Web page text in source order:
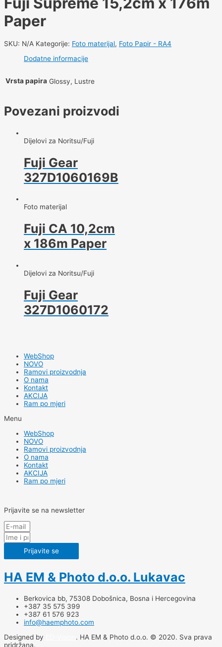
Paper
SKU: N/A Kategorije: Foto materijal, Foto Papir - RA4
Dodatne informacije
Vrsta papira Glossy, Lustre
Povezani proizvodi
Dijelovi za Noritsu/Fuji
Fuji Gear
327D1060169B
Foto materijal
Fuji CA 10,2cm
x 186m Paper
Dijelovi za Noritsu/Fuji
Fuji Gear
327D1060172
WebShop
NOVO
Ramovi proizvodnja
O nama
Kontakt
AKCIJA
Ram po mjeri
Menu
WebShop
NOVO
Ramovi proizvodnja
O nama
Kontakt
AKCIJA
Ram po mjeri
Prijavite se na newsletter
Prijavite se
HA EM & Photo d.o.o. Lukavac
Berkovica bb, 75308 Dobošnica, Bosna i Hercegovina
+387 35 575 399
+387 61 576 923
info@haemphoto.com
Designed by
. HA EM & Photo d.o.o. © 2020. Sva prava
pridržana.